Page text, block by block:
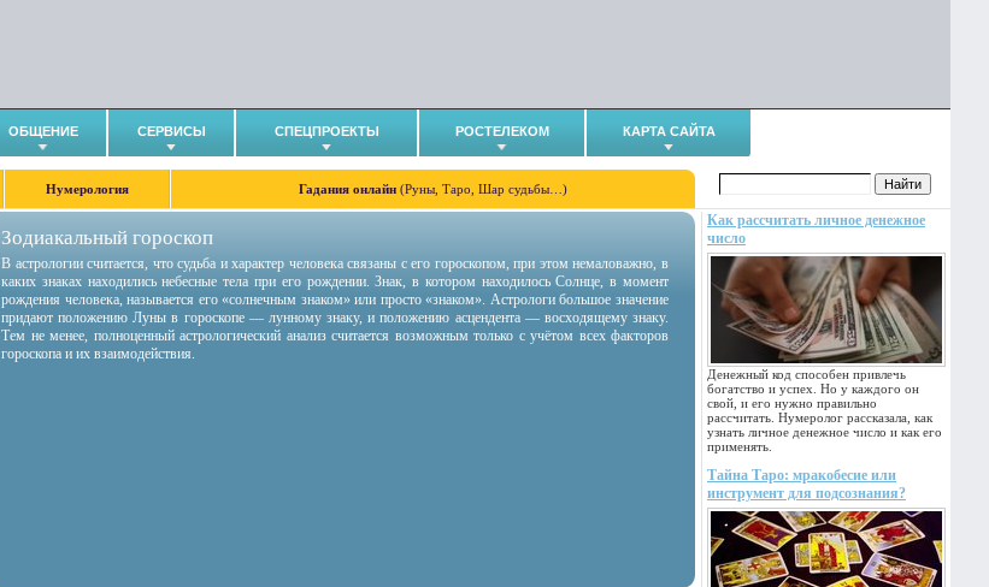
ОБЩЕНИЕ СЕРВИСЫ СПЕЦПРОЕКТЫ РОСТЕЛЕКОМ КАРТА САЙТА
Нумерология Гадания онлайн (Руны, Таро, Шар судьбы…)
Как рассчитать личное денежное
число
Денежный код способен привлечь
богатство и успех. Но у каждого он
свой, и его нужно правильно
рассчитать. Нумеролог рассказала, как
узнать личное денежное число и как его
применять.
Тайна Таро: мракобесие или
инструмент для подсознания?
Зодиакальный гороскоп
В астрологии считается, что судьба и характер человека связаны с его гороскопом, при этом немаловажно, в
каких знаках находились небесные тела при его рождении. Знак, в котором находилось Солнце, в момент
рождения человека, называется его «солнечным знаком» или просто «знаком». Астрологи большое значение
придают положению Луны в гороскопе — лунному знаку, и положению асцендента — восходящему знаку.
Тем не менее, полноценный астрологический анализ считается возможным только с учётом всех факторов
гороскопа и их взаимодействия.